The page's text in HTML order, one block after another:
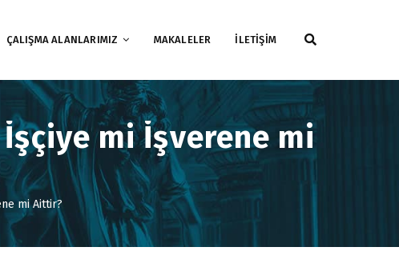
ÇALIŞMA ALANLARIMIZ MAKALELER İLETİŞİM
mi İşverene mi
mi Aittir?